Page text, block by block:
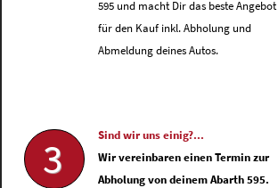
595 und macht Dir das beste Angebot
für den Kauf inkl. Abholung und
Abmeldung deines Autos.
3
Sind wir uns einig?...
Wir vereinbaren einen Termin zur
Abholung von deinem Abarth 595.